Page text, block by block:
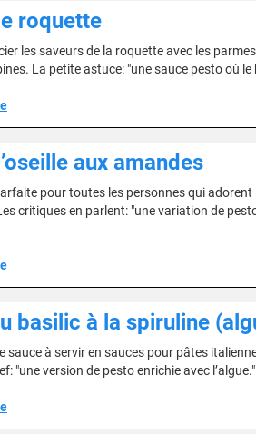
roquette
les saveurs de la roquette avec les
La petite astuce: "une sauce pesto où
aux amandes
pour toutes les personnes qui
critiques en parlent: "une variation de
basilic à la spiruline
sauce à servir en sauces pour pâtes
"une version de pesto enrichie avec l’algue."